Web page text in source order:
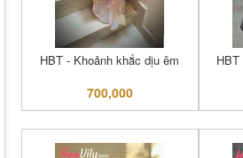
HBT - Khoảnh khắc dịu êm
700,000